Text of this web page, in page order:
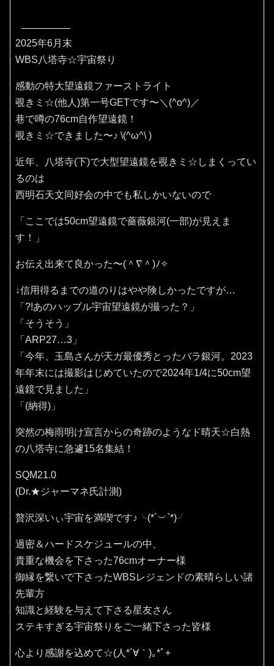
2025年6月末
WBS八塔寺☆宇宙祭り
感動の特大望遠鏡ファーストライト
覗きミ☆(他人)第一号GETです〜＼(^o^)／
巷で噂の76cm自作望遠鏡！
覗きミ☆できました〜♪⁠ ⁠\⁠(⁠^⁠ω⁠^⁠\⁠ ⁠)
近年、八塔寺(下)で大型望遠鏡を覗きミ☆しまくってい
るのは
西明石天文同好会の中でも私しかいないので
「ここでは50cm望遠鏡で薔薇銀河(一部)が見えま
す！」
お伝え出来て良かった〜(⁠＾⁠∇⁠＾⁠)⁠ﾉ⁠✧⁠
↓信用得るまでの道のりはやや険しかったですが…
「?!あのハッブル宇宙望遠鏡が撮った？」
「そうそう」
「ARP27…3」
「今年、玉島さんが天ガ最優秀とったバラ銀河。2023
年年末には撮影はじめていたので2024年1/4に50cm望
遠鏡で見ました」
「(納得)」
突然の梅雨明け宣言からの奇跡のようなド晴天☆白熱
の八塔寺に急遽15名集結！
SQM21.0
(Dr.★ジャーマネ氏計測)
贅沢深いぃ宇宙を満喫です♪⁠╰⁠(⁠*⁠´⁠︶⁠`⁠*⁠)⁠╯
過密＆ハードスケジュールの中、
貴重な機会を下さった76cmオーナー様
御縁を繋いで下さったWBSレジェンドの素晴らしい諸
先輩方
知識と経験を与えて下さる星友さん
ステキすぎる宇宙祭りをご一緒下さった皆様
心より感謝を込めて☆(⁠人⁠*⁠´⁠∀⁠｀⁠)⁠｡⁠*ﾟ⁠+